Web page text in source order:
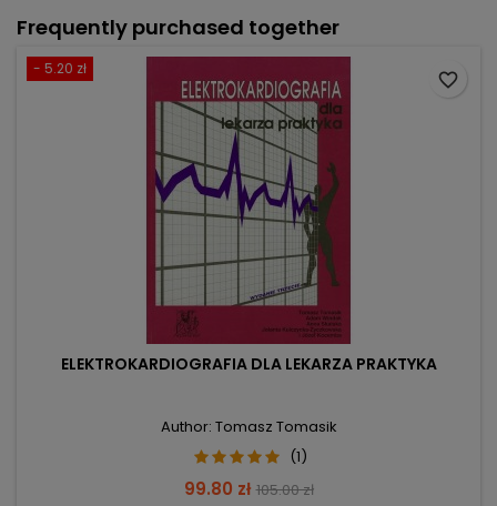
Frequently purchased together
- 5.20 zł
ELEKTROKARDIOGRAFIA DLA LEKARZA PRAKTYKA
Author: Tomasz Tomasik
(1)
Price
99.80 zł Regular
105.00 zł
favorite_border